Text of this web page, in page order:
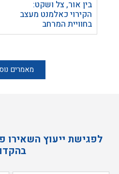
בין אור, צל ושקט:
הקירוי כאלמנט מעצב
בחוויית המרחב
מאמרים
לפגישת ייעוץ השאירו